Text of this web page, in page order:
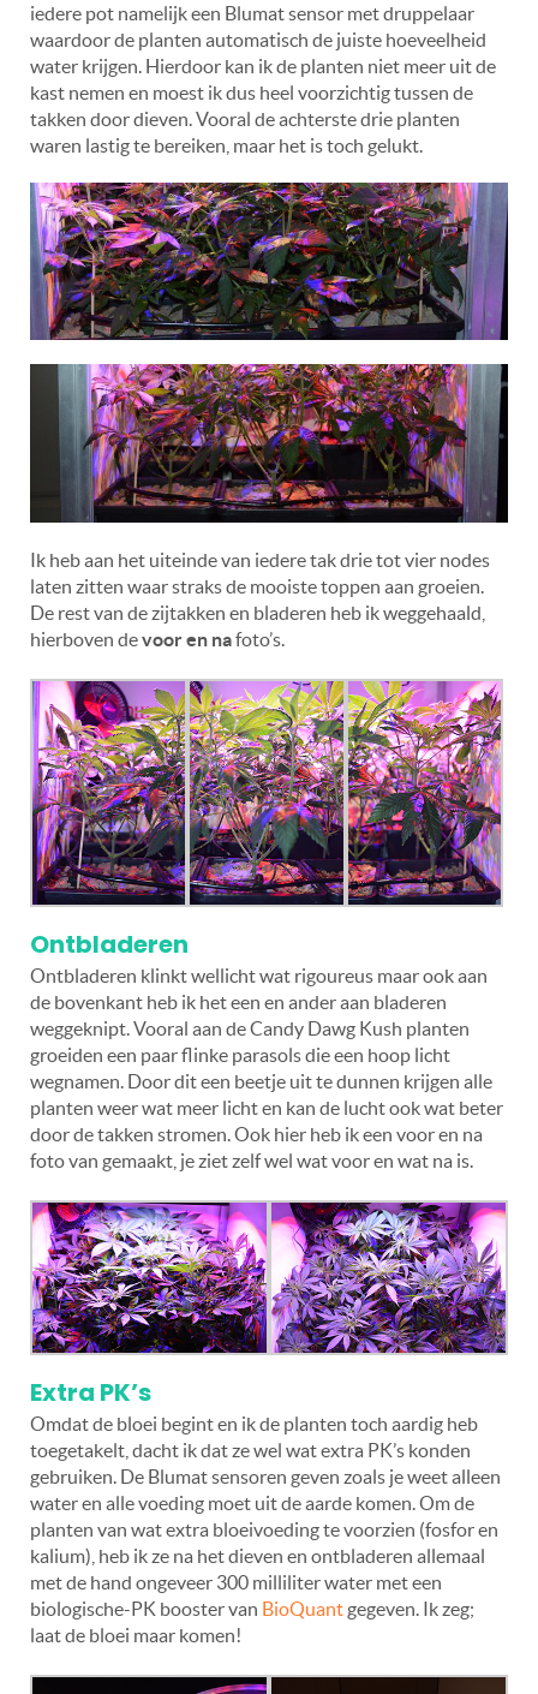
iedere pot namelijk een Blumat sensor met druppelaar
waardoor de planten automatisch de juiste hoeveelheid
water krijgen. Hierdoor kan ik de planten niet meer uit de
kast nemen en moest ik dus heel voorzichtig tussen de
takken door dieven. Vooral de achterste drie planten
waren lastig te bereiken, maar het is toch gelukt.
Ik heb aan het uiteinde van iedere tak drie tot vier nodes
laten zitten waar straks de mooiste toppen aan groeien.
De rest van de zijtakken en bladeren heb ik weggehaald,
hierboven devoor en nafoto’s.
Ontbladeren
Ontbladeren klinkt wellicht wat rigoureus maar ook aan
de bovenkant heb ik het een en ander aan bladeren
weggeknipt. Vooral aan de Candy Dawg Kush planten
groeiden een paar flinke parasols die een hoop licht
wegnamen. Door dit een beetje uit te dunnen krijgen alle
planten weer wat meer licht en kan de lucht ook wat beter
door de takken stromen. Ook hier heb ik een voor en na
foto van gemaakt, je ziet zelf wel wat voor en wat na is.
Extra PK’s
Omdat de bloei begint en ik de planten toch aardig heb
toegetakelt, dacht ik dat ze wel wat extra PK’s konden
gebruiken. De Blumat sensoren geven zoals je weet alleen
water en alle voeding moet uit de aarde komen. Om de
planten van wat extra bloeivoeding te voorzien (fosfor en
kalium), heb ik ze na het dieven en ontbladeren allemaal
met de hand ongeveer 300 milliliter water met een
biologische-PK booster van BioQuant gegeven. Ik zeg;
laat de bloei maar komen!